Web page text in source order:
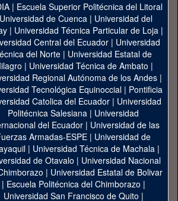
| Escuela Superior Politécnica del Litoral
Universidad de Cuenca| Universidad del
| Universidad Técnica Particular de Loja|
Central del Ecuador| Universidad
del Norte | Universidad Estatal de
| Universidad Técnica de Ambato |
Regional Autónoma de los Andes|
Tecnológica Equinoccial| Pontificia
Catolica del Ecuador | Universidad
Politécnica Salesiana | Universidad
del Ecuador | Universidad de las
Armadas-ESPE | Universidad de
| Universidad Técnica de Machala|
de Otavalo | Universidad Nacional
| Universidad Estatal de Bolivar
| Escuela Politécnica del Chimborazo |
Universidad San Francisco de Quito |